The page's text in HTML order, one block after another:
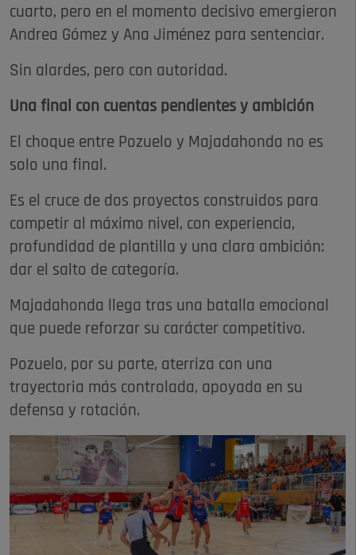
cuarto, pero en el momento decisivo emergieron
Andrea Gómez y Ana Jiménez para sentenciar.
Sin alardes, pero con autoridad.
Una final con cuentas pendientes y ambición
El choque entre Pozuelo y Majadahonda no es
solo una final.
Es el cruce de dos proyectos construidos para
competir al máximo nivel, con experiencia,
profundidad de plantilla y una clara ambición:
dar el salto de categoría.
Majadahonda llega tras una batalla emocional
que puede reforzar su carácter competitivo.
Pozuelo, por su parte, aterriza con una
trayectoria más controlada, apoyada en su
defensa y rotación.